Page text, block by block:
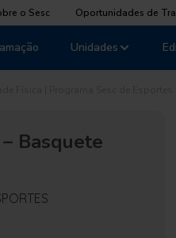
o Sesc Oportunidades de
Unidades
Basquete